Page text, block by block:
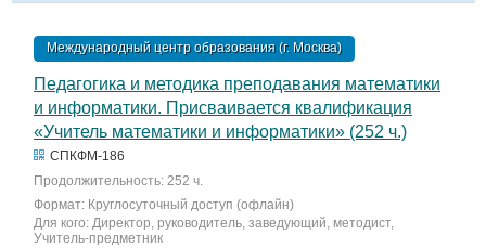
Международный центр образования (г. Москва)
Педагогика и методика преподавания математики
и информатики. Присваивается квалификация
«Учитель математики и информатики» (252 ч.)
СПКФМ-186
Продолжительность: 252 ч.
Формат: Круглосуточный доступ (офлайн)
Для кого: Директор, руководитель, заведующий, методист,
Учитель-предметник